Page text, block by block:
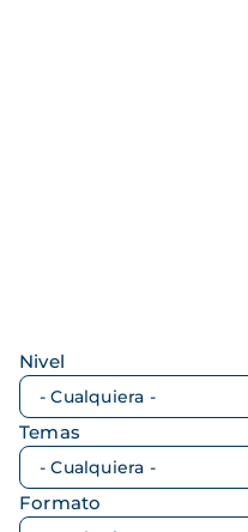
Nivel
Temas
Formato